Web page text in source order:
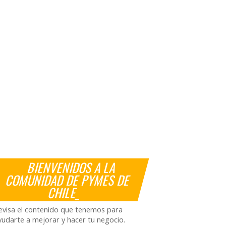
BIENVENIDOS A LA
COMUNIDAD DE PYMES DE
CHILE_
el contenido que tenemos para
a mejorar y hacer tu negocio.